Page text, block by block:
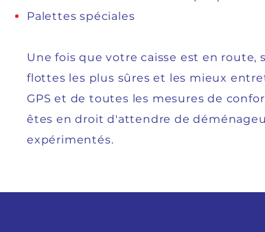
Palettes spéciales
Une fois que votre caisse est en route,
flottes les plus sûres et les mieux
GPS et de toutes les mesures de
êtes en droit d'attendre de
expérimentés.